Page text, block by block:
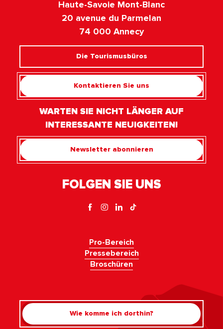
Haute-Savoie Mont-Blanc
20 avenue du Parmelan
74 000 Annecy
Die Tourismusbüros
Kontaktieren Sie uns
WARTEN SIE NICHT LÄNGER AUF
INTERESSANTE NEUIGKEITEN!
Newsletter abonnieren
FOLGEN SIE UNS
Pro-Bereich
Pressebereich
Broschüren
Wie komme ich dorthin?